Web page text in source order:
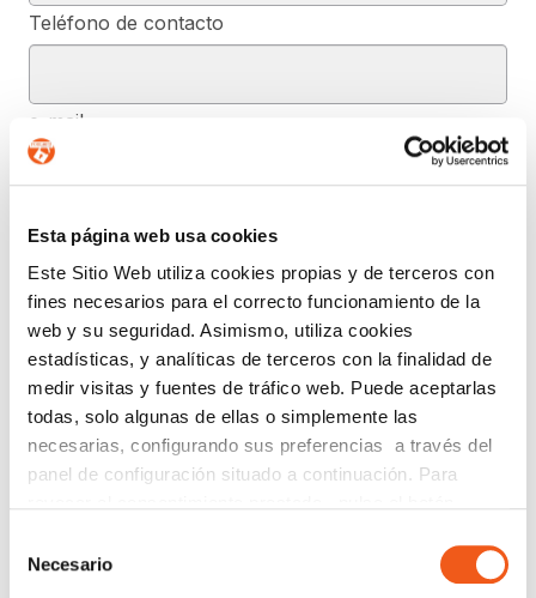
Esta página web usa cookies
Este Sitio Web utiliza cookies propias y de terceros con
fines necesarios para el correcto funcionamiento de la
web y su seguridad. Asimismo, utiliza cookies
estadísticas, y analíticas de terceros con la finalidad de
medir visitas y fuentes de tráfico web. Puede aceptarlas
todas, solo algunas de ellas o simplemente las
necesarias, configurando sus preferencias a través del
panel de configuración situado a continuación. Para
consultar nuestra política de cookies
política de cookies
Necesario
Teléfono de contacto
e-mail
Mensaje (opcional)
De conformidad con el RGPD y la LOPDGDD, SEGURIDAD Y
PRIVACIDAD DE DATOS, S.L. tratará los datos facilitados, con la
finalidad de contestar a las dudas y/o quejas planteadas a través
del presente formulario y facilitar la información solicitada. Podrá
datos, acceda a nuestra política de privacidad.
ENTIENDO Y ACEPTO el tratamiento de mis